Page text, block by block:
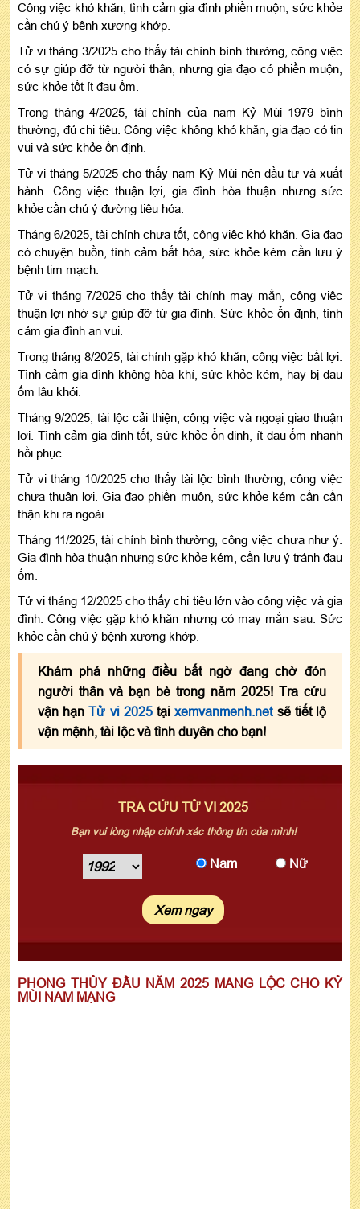
Công việc khó khăn, tình cảm gia đình phiền muộn, sức khỏe
cần chú ý bệnh xương khớp.
Tử vi tháng 3/2025 cho thấy tài chính bình thường, công việc
có sự giúp đỡ từ người thân, nhưng gia đạo có phiền muộn,
sức khỏe tốt ít đau ốm.
Trong tháng 4/2025, tài chính của nam Kỷ Mùi 1979 bình
thường, đủ chi tiêu. Công việc không khó khăn, gia đạo có tin
vui và sức khỏe ổn định.
Tử vi tháng 5/2025 cho thấy nam Kỷ Mùi nên đầu tư và xuất
hành. Công việc thuận lợi, gia đình hòa thuận nhưng sức
khỏe cần chú ý đường tiêu hóa.
Tháng 6/2025, tài chính chưa tốt, công việc khó khăn. Gia đạo
có chuyện buồn, tình cảm bất hòa, sức khỏe kém cần lưu ý
bệnh tim mạch.
Tử vi tháng 7/2025 cho thấy tài chính may mắn, công việc
thuận lợi nhờ sự giúp đỡ từ gia đình. Sức khỏe ổn định, tình
cảm gia đình an vui.
Trong tháng 8/2025, tài chính gặp khó khăn, công việc bất lợi.
Tình cảm gia đình không hòa khí, sức khỏe kém, hay bị đau
ốm lâu khỏi.
Tháng 9/2025, tài lộc cải thiện, công việc và ngoại giao thuận
lợi. Tình cảm gia đình tốt, sức khỏe ổn định, ít đau ốm nhanh
hồi phục.
Tử vi tháng 10/2025 cho thấy tài lộc bình thường, công việc
chưa thuận lợi. Gia đạo phiền muộn, sức khỏe kém cần cẩn
thận khi ra ngoài.
Tháng 11/2025, tài chính bình thường, công việc chưa như ý.
Gia đình hòa thuận nhưng sức khỏe kém, cần lưu ý tránh đau
ốm.
Tử vi tháng 12/2025 cho thấy chi tiêu lớn vào công việc và gia
đình. Công việc gặp khó khăn nhưng có may mắn sau. Sức
khỏe cần chú ý bệnh xương khớp.
Khám phá những điều bất ngờ đang chờ đón
người thân và bạn bè trong năm 2025! Tra cứu
vận hạnTử vi 2025tạixemvanmenh.netsẽ tiết lộ
vận mệnh, tài lộc và tình duyên cho bạn!
TRA CỨU TỬ VI 2025
Bạn vui lòng nhập chính xác thông tin của mình!
Nam Nữ
Xem ngay
PHONG THỦY ĐẦU NĂM 2025 MANG LỘC CHO KỶ
MÙI NAM MẠNG